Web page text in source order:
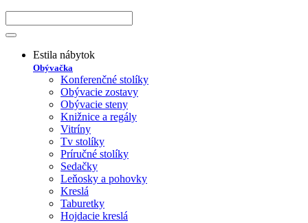
Estila nábytok
Obývačka
Konferenčné stolíky
Obývacie zostavy
Obývacie steny
Knižnice a regály
Vitríny
Tv stolíky
Príručné stolíky
Sedačky
Leňosky a pohovky
Kreslá
Taburetky
Hojdacie kreslá